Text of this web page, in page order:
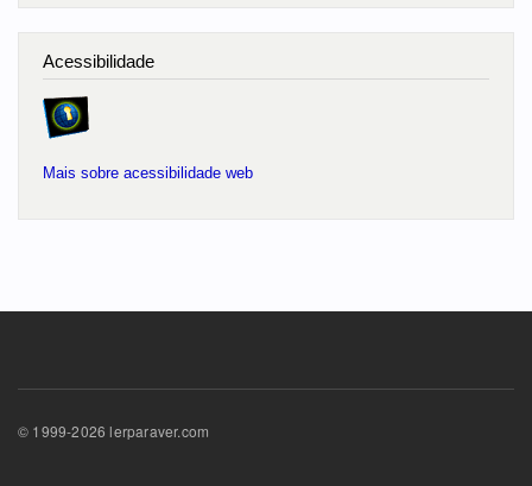
Acessibilidade
Mais sobre acessibilidade web
© 1999-2026 lerparaver.com